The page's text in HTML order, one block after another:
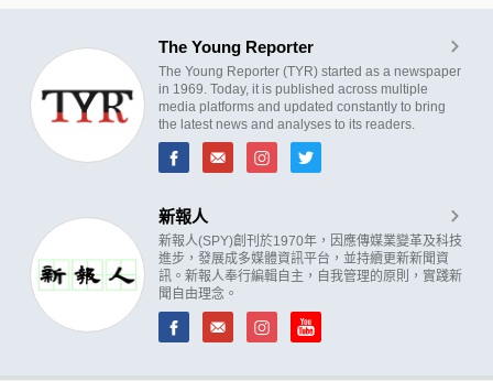
The Young Reporter
The Young Reporter (TYR) started as a newspaper
in 1969. Today, it is published across multiple
media platforms and updated constantly to bring
the latest news and analyses to its readers.
新報人
新報人(SPY)創刊於1970年，因應傳媒業變革及科技
進步，發展成多媒體資訊平台，並持續更新新聞資
訊。新報人奉行編輯自主，自我管理的原則，實踐新
聞自由理念。